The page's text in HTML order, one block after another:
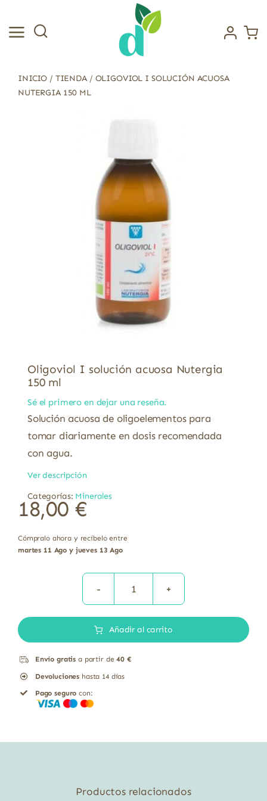
contenido
INICIO / TIENDA/ OLIGOVIOL I SOLUCIÓN ACUOSA
NUTERGIA 150 ML
Oligoviol I solución acuosa Nutergia
150 ml
Sé el primero en dejar una reseña.
Solución acuosa de oligoelementos para
tomar diariamente en dosis recomendada
con agua.
Ver descripción
Categorías: Minerales
18,00 €
Cómpralo ahora y recíbelo entre
martes 11 Ago y jueves 13 Ago
Oligoviol
solución
Añadir al carrito
Envío gratis a partir de40 €
Devoluciones hasta 14 días
Pago seguro con:
Productos relacionados